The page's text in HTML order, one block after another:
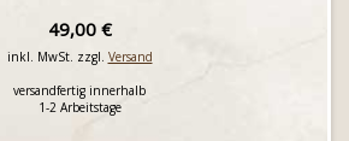
49,00 €
inkl. MwSt. zzgl. Versand
versandfertig innerhalb
1-2 Arbeitstage